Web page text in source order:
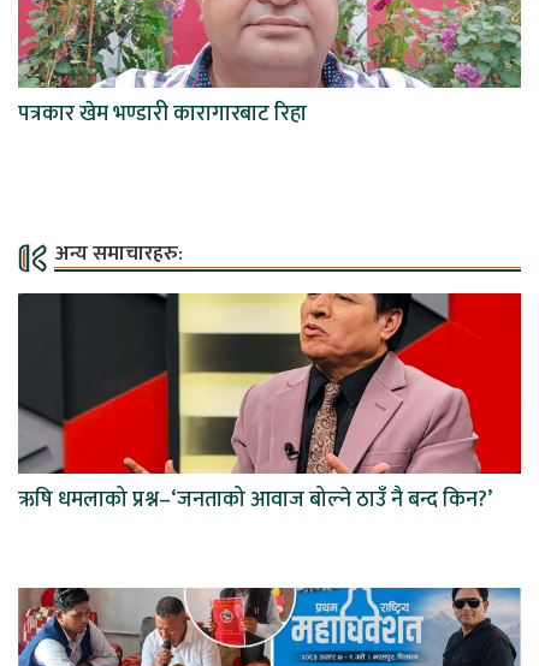
पत्रकार खेम भण्डारी कारागारबाट रिहा
अन्य समाचारहरु:
ऋषि धमलाको प्रश्न–‘जनताको आवाज बोल्ने ठाउँ नै बन्द किन?’